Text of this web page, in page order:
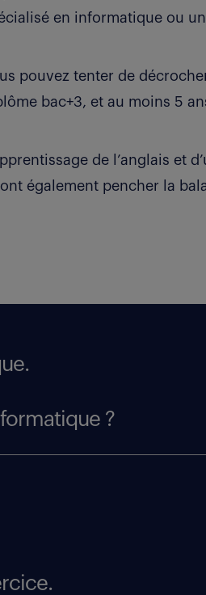
en informatique ou
pouvez tenter de
bac+3, et au moins 5
de l’anglais et
également pencher la
?